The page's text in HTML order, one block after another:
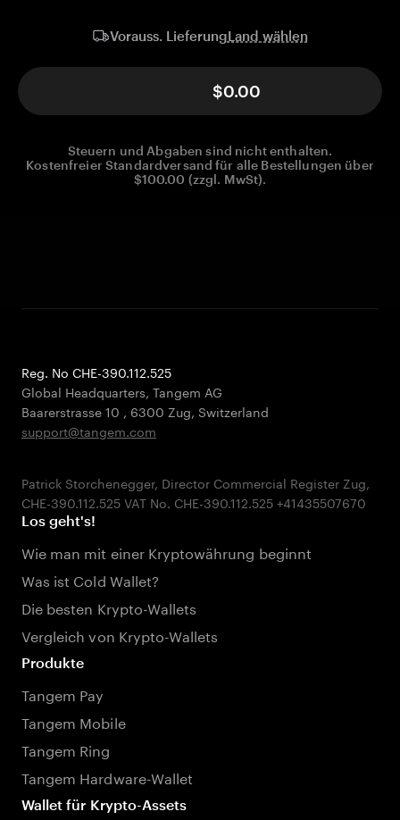
Vorauss. LieferungLand wählen
$0.00
Steuern und Abgaben sind nicht enthalten.
Kostenfreier Standardversand für alle Bestellungen über
$100.00 (zzgl. MwSt).
Reg. No CHE-390.112.525
Global Headquarters, Tangem AG
Baarerstrasse 10 , 6300 Zug, Switzerland
support@tangem.com
Patrick Storchenegger, Director Commercial Register Zug,
Los geht's!
Wie man mit einer Kryptowährung beginnt
Was ist Cold Wallet?
Die besten Krypto-Wallets
Vergleich von Krypto-Wallets
Produkte
Tangem Pay
Tangem Mobile
Tangem Ring
Tangem Hardware-Wallet
Wallet für Krypto-Assets